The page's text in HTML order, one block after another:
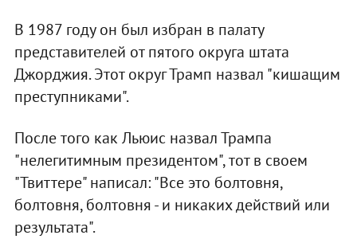
В 1987 году он был избран в палату
представителей от пятого округа штата
Джорджия. Этот округ Трамп назвал "кишащим
преступниками".
После того как Льюис назвал Трампа
"нелегитимным президентом", тот в своем
"Твиттере" написал: "Все это болтовня,
болтовня, болтовня - и никаких действий или
результата".